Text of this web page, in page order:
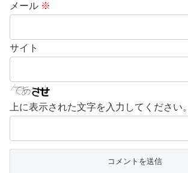
メール ※
サイト
上に表示された文字を入力してください。